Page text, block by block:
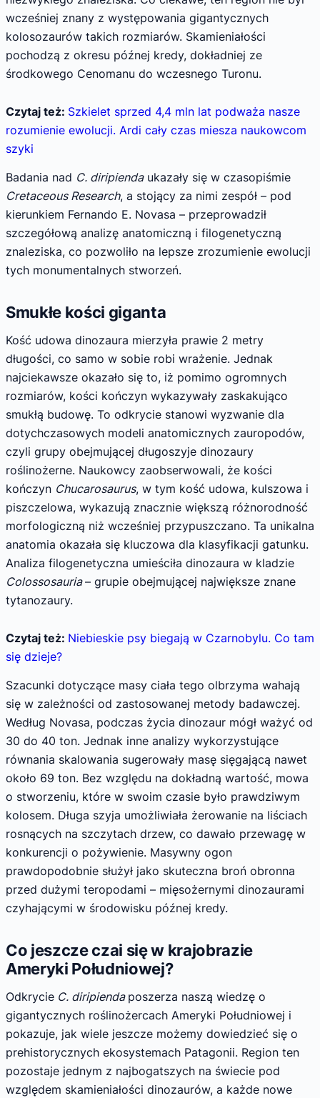
wcześniej znany z występowania gigantycznych
kolosozaurów takich rozmiarów. Skamieniałości
pochodzą z okresu późnej kredy, dokładniej ze
środkowego Cenomanu do wczesnego Turonu.
Czytaj też: Szkielet sprzed 4,4 mln lat podważa nasze
rozumienie ewolucji. Ardi cały czas miesza naukowcom
szyki
Badania nad C. diripiendaukazały się w czasopiśmie
Cretaceous Research, a stojący za nimi zespół – pod
kierunkiem Fernando E. Novasa – przeprowadził
szczegółową analizę anatomiczną i filogenetyczną
znaleziska, co pozwoliło na lepsze zrozumienie ewolucji
tych monumentalnych stworzeń.
Smukłe kości giganta
Kość udowa dinozaura mierzyła prawie 2 metry
długości, co samo w sobie robi wrażenie. Jednak
najciekawsze okazało się to, iż pomimo ogromnych
rozmiarów, kości kończyn wykazywały zaskakująco
smukłą budowę. To odkrycie stanowi wyzwanie dla
dotychczasowych modeli anatomicznych zauropodów,
czyli grupy obejmującej długoszyje dinozaury
roślinożerne. Naukowcy zaobserwowali, że kości
kończyn Chucarosaurus, w tym kość udowa, kulszowa i
piszczelowa, wykazują znacznie większą różnorodność
morfologiczną niż wcześniej przypuszczano. Ta unikalna
anatomia okazała się kluczowa dla klasyfikacji gatunku.
Analiza filogenetyczna umieściła dinozaura w kladzie
Colossosauria– grupie obejmującej największe znane
tytanozaury.
Czytaj też: Niebieskie psy biegają w Czarnobylu. Co tam
się dzieje?
Szacunki dotyczące masy ciała tego olbrzyma wahają
się w zależności od zastosowanej metody badawczej.
Według Novasa, podczas życia dinozaur mógł ważyć od
30 do 40 ton. Jednak inne analizy wykorzystujące
równania skalowania sugerowały masę sięgającą nawet
około 69 ton. Bez względu na dokładną wartość, mowa
o stworzeniu, które w swoim czasie było prawdziwym
kolosem. Długa szyja umożliwiała żerowanie na liściach
rosnących na szczytach drzew, co dawało przewagę w
konkurencji o pożywienie. Masywny ogon
prawdopodobnie służył jako skuteczna broń obronna
przed dużymi teropodami – mięsożernymi dinozaurami
czyhającymi w środowisku późnej kredy.
Co jeszcze czai się w krajobrazie
Ameryki Południowej?
Odkrycie C. diripienda poszerza naszą wiedzę o
gigantycznych roślinożercach Ameryki Południowej i
pokazuje, jak wiele jeszcze możemy dowiedzieć się o
prehistorycznych ekosystemach Patagonii. Region ten
pozostaje jednym z najbogatszych na świecie pod
względem skamieniałości dinozaurów, a każde nowe